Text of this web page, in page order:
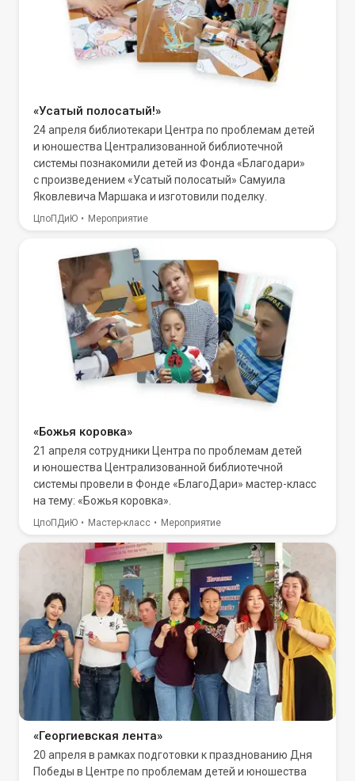
«Усатый полосатый!»
24 апреля библиотекари Центра по проблемам детей
и юношества Централизованной библиотечной
системы познакомили детей из Фонда «Благодари»
с произведением «Усатый полосатый» Самуила
Яковлевича Маршака и изготовили поделку.
ЦпоПДиЮ Мероприятие
«Божья коровка»
21 апреля сотрудники Центра по проблемам детей
и юношества Централизованной библиотечной
системы провели в Фонде «БлагоДари» мастер-класс
на тему: «Божья коровка».
ЦпоПДиЮ Мастер-класс Мероприятие
«Георгиевская лента»
20 апреля в рамках подготовки к празднованию Дня
Победы в Центре по проблемам детей и юношества